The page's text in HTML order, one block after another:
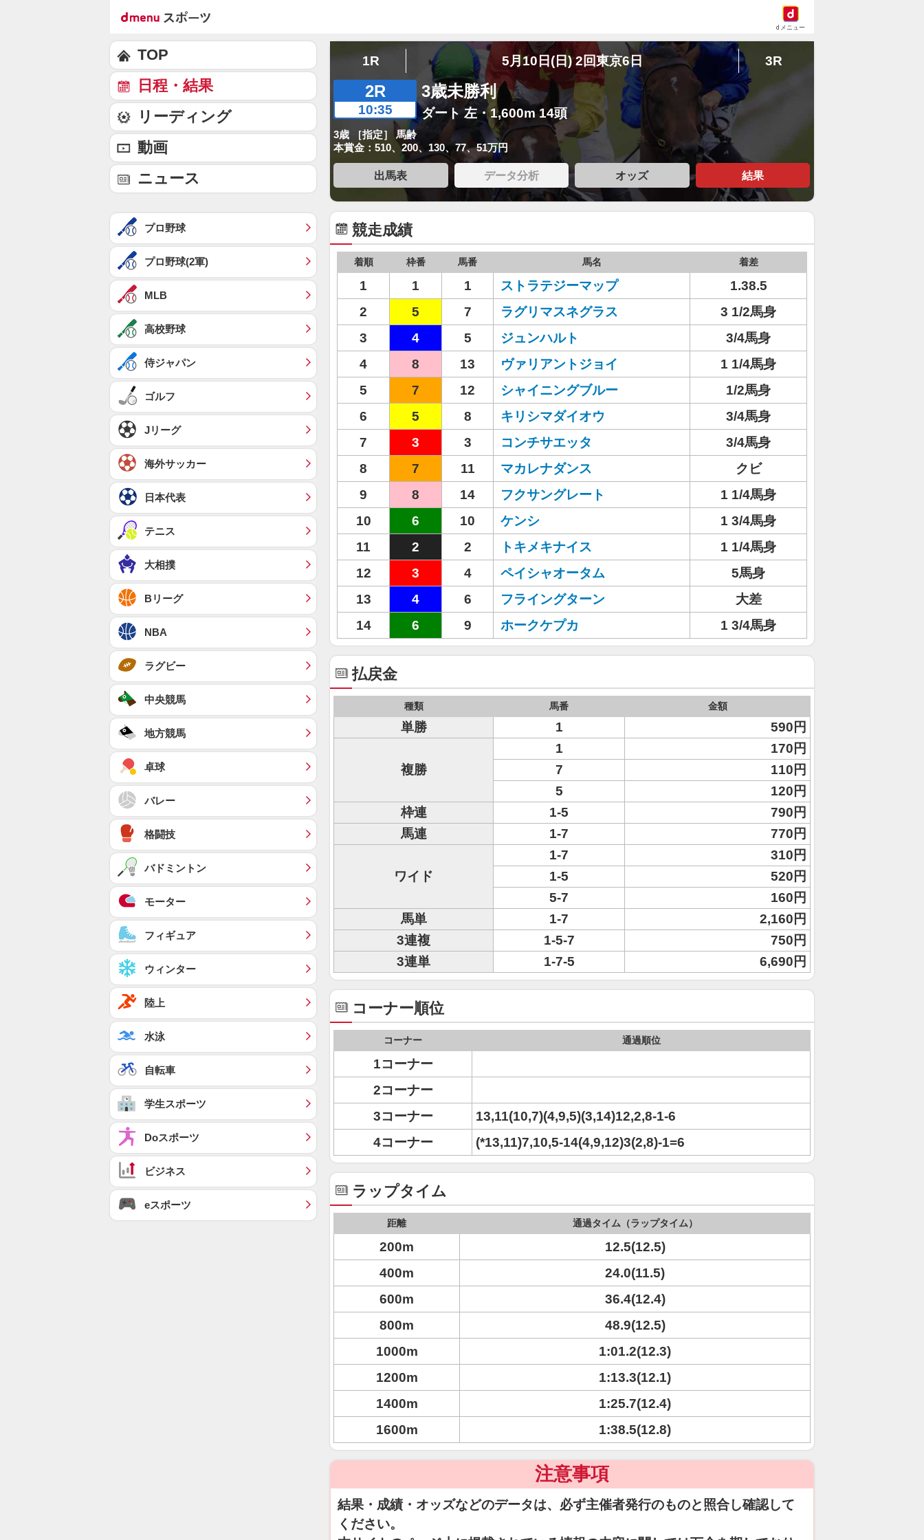
dメニュー
1R 5月10日(日) 2回東京6日 3R
2R
10:35
3歳未勝利
ダート 左・1,600m 14頭
3歳 ［指定］ 馬齢
本賞金：510、200、130、77、51万円
出馬表 データ分析 オッズ 結果
競走成績
着順 枠番 馬番 馬名 着差
1 1 1 ストラテジーマップ
1.38.5
2
5 7 ラグリマスネグラス
3 1/2馬身
3
4 5 ジュンハルト
3/4馬身
4
8 13 ヴァリアントジョイ
1 1/4馬身
5
7 12 シャイニングブルー
1/2馬身
6
5 8 キリシマダイオウ
3/4馬身
7
3 3 コンチサエッタ
3/4馬身
8
7 11 マカレナダンス
クビ
9
8 14 フクサングレート
1 1/4馬身
10
6 10 ケンシ
1 3/4馬身
11
2 2 トキメキナイス
1 1/4馬身
12
3 4 ペイシャオータム
5馬身
13
4 6 フライングターン
大差
14
6 9 ホークケプカ 1 3/4馬身
払戻金
種類 馬番 金額
単勝 1 590円
複勝
1
170円
7
110円
5
120円
枠連
1-5
790円
馬連
1-7 770円
ワイド
1-7
310円
1-5
520円
5-7
160円
馬単
1-7
2,160円
3連複
1-5-7
750円
3連単
1-7-5 6,690円
コーナー順位
コーナー 通過順位
1コーナー
2コーナー
3コーナー
13,11(10,7)(4,9,5)(3,14)12,2,8-1-6
4コーナー
(*13,11)7,10,5-14(4,9,12)3(2,8)-1=6
ラップタイム
距離 通過タイム（ラップタイム）
200m
12.5(12.5)
400m
24.0(11.5)
600m
36.4(12.4)
800m
48.9(12.5)
1000m
1:01.2(12.3)
1200m
1:13.3(12.1)
1400m
1:25.7(12.4)
1600m
1:38.5(12.8)
注意事項
結果・成績・オッズなどのデータは、必ず主催者発行のものと照合し確認して
ください。
TOP
日程・結果
リーディング
動画
ニュース
プロ野球
プロ野球(2軍)
MLB
高校野球
侍ジャパン
ゴルフ
Jリーグ
海外サッカー
日本代表
テニス
大相撲
Bリーグ
NBA
ラグビー
中央競馬
地方競馬
卓球
バレー
格闘技
バドミントン
モーター
フィギュア
ウィンター
陸上
水泳
自転車
学生スポーツ
Doスポーツ
ビジネス
eスポーツ